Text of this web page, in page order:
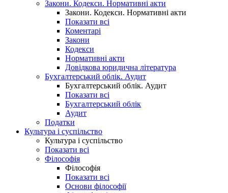
Закони. Кодекси. Нормативні акти
Закони. Кодекси. Нормативні акти
Показати всі
Коментарі
Закони
Кодекси
Нормативні акти
Довідкова юридична література
Бухгалтерський облік. Аудит
Бухгалтерський облік. Аудит
Показати всі
Бухгалтерський облік
Аудит
Податки
Культура і суспільство
Культура і суспільство
Показати всі
Філософія
Філософія
Показати всі
Основи філософії